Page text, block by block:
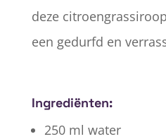
deze
een gedurfd en
Ingrediënten:
250 ml water